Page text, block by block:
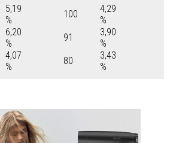
5,19
%
100
4,29
%
6,20
%
91
3,90
%
4,07
%
80
3,43
%